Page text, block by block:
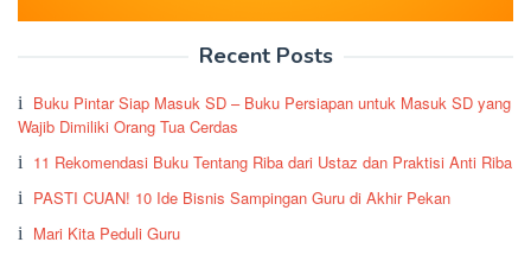
Recent Posts
Buku Pintar Siap Masuk SD – Buku Persiapan untuk Masuk SD yang
Wajib Dimiliki Orang Tua Cerdas
11 Rekomendasi Buku Tentang Riba dari Ustaz dan Praktisi Anti Riba
PASTI CUAN! 10 Ide Bisnis Sampingan Guru di Akhir Pekan
Mari Kita Peduli Guru